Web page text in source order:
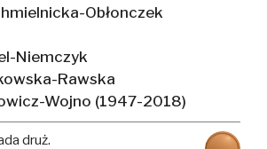
Obłonczek
Niemczyk
Rawska
Wojno (1947-2018)
druż.